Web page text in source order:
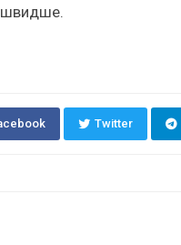
швидше.
Twitter